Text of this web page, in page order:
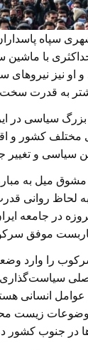
سپاه
با ماشین
نیز نیروهای
به قدرت
بزرگ سیاسی
مختلف کشور و
سیاسی و
مشوق میل به
به لحاظ
در جامعه
کاربست موفق
سرکوب را
انسانی
موضوعات زیست
جنوب کشور در